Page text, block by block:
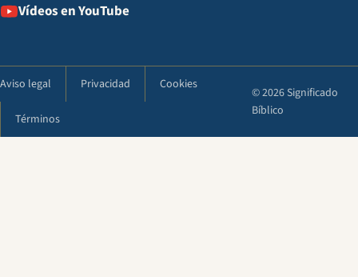
Vídeos en YouTube
Aviso legal Privacidad Cookies
Términos
© 2026 Significado
Bíblico